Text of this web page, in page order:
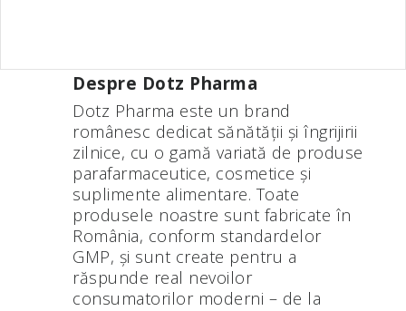
Despre Dotz Pharma
Dotz Pharma este un brand
românesc dedicat sănătății și îngrijirii
zilnice, cu o gamă variată de produse
parafarmaceutice, cosmetice și
suplimente alimentare. Toate
produsele noastre sunt fabricate în
România, conform standardelor
GMP, și sunt create pentru a
răspunde real nevoilor
consumatorilor moderni – de la